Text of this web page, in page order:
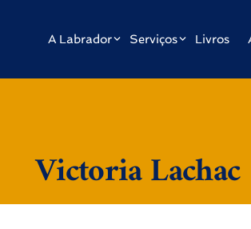
A Labrador Serviços Livros
Victoria Lachac